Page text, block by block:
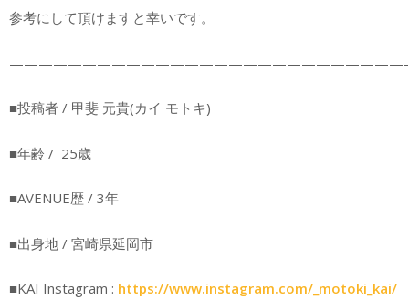
参考にして頂けますと幸いです。
———————————————————————————-
■投稿者 / 甲斐 元貴(カイ モトキ)
■年齢 / 25歳
■AVENUE歴 / 3年
■出身地 / 宮崎県延岡市
■KAI Instagram : https://www.instagram.com/_motoki_kai/